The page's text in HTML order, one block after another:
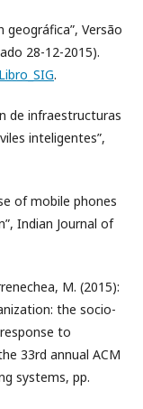
geográfica”, Versão
28-12-2015).
.
de infraestructuras
inteligentes”,
of mobile phones
Indian Journal of
M. (2015):
the socio-
to
33rd annual ACM
systems, pp.